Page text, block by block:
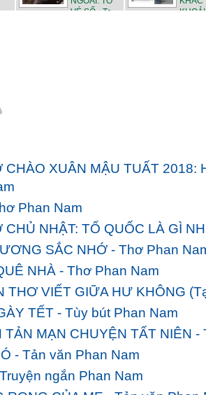
VÉ SỐ - Tr...
KHOẢI
CHÀO XUÂN MẬU TUẤT 2018:
Phan Nam
CHỦ NHẬT: TỔ QUỐC LÀ GÌ
SẮC NHỚ - Thơ Phan
NHÀ - Thơ Phan Nam
THƠ VIẾT GIỮA HƯ KHÔNG
TẾT - Tùy bút Phan Nam
TẢN MẠN CHUYỆN TẤT NIÊN
- Tản văn Phan Nam
ngắn Phan Nam